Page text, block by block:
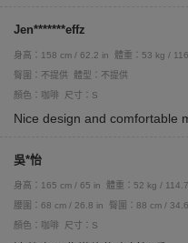
Jen*******effz
身高：158 cm / 62.2 in 體重：53 kg /
臀圍：不提供
體型：不提供
顏色：咖啡
尺寸：S
Nice design and comfortable
吳*怡
身高：165 cm / 65 in 體重：52 kg /
腰圍：68 cm / 26.8 in
臀圍：88 cm /
顏色：咖啡
尺寸：S